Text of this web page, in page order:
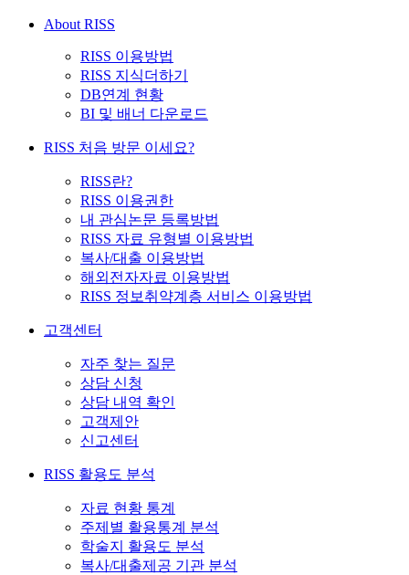
About RISS
RISS 이용방법
RISS 지식더하기
DB연계 현황
BI 및 배너 다운로드
RISS 처음 방문 이세요?
RISS란?
RISS 이용권한
내 관심논문 등록방법
RISS 자료 유형별 이용방법
복사/대출 이용방법
해외전자자료 이용방법
RISS 정보취약계층 서비스 이용방법
고객센터
자주 찾는 질문
상담 신청
상담 내역 확인
고객제안
신고센터
RISS 활용도 분석
자료 현황 통계
주제별 활용통계 분석
학술지 활용도 분석
복사/대출제공 기관 분석